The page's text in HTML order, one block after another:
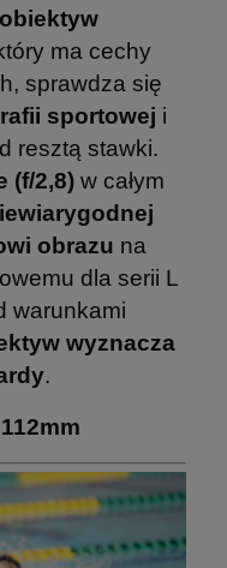
ma cechy
sprawdza się
sportowej i
resztą stawki.
(f/2,8) w całym
obrazu na
dla serii L
warunkami
wyznacza
.